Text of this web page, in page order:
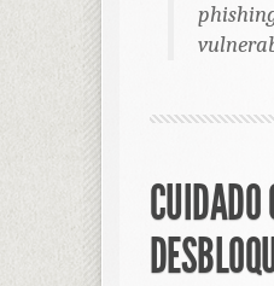
CUIDADO